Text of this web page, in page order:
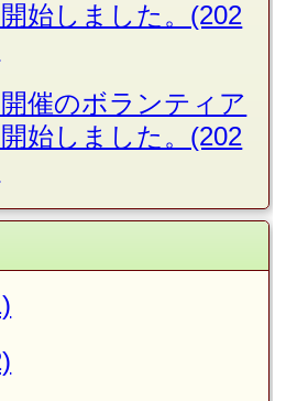
始しました。(202
催のボランティア
始しました。(202